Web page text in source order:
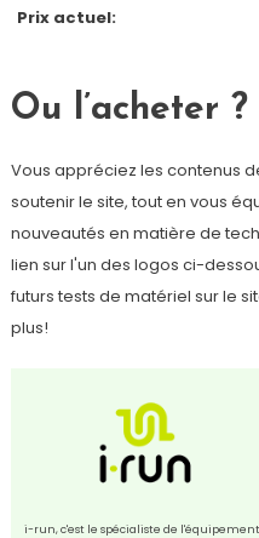
Prix actuel:
Ou l’acheter ?
Vous appréciez les contenus
soutenir le site, tout en vous
nouveautés en matière de
lien sur l'un des logos ci-
futurs tests de matériel sur le
plus!
i-run, c'est le spécialiste de l'équipement